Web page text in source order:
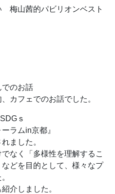
梅山茜的パビリオンベスト
でのお話
カフェでのお話でした。
ｓ
ラムin京都』
ました。
なく「多様性を理解するこ
どを目的として、様々なプ
介しました。